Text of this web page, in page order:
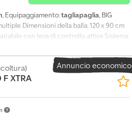
, Equipaggiamento:tagliapaglia, BIG
Dimensioni della balla: 120 x 90 cm
con leva di controllo attiva Sistema
sono protette singolarmente, le lame
della macchina Dsdpfxezq Idvs An
balla, asse tandem, sterzante
tramite ventilatore aggiuntivo Sistema
operatore CCI 200 Sensore di
aggiuntive per la testata di taglio del
Annuncio economico
F XTRA